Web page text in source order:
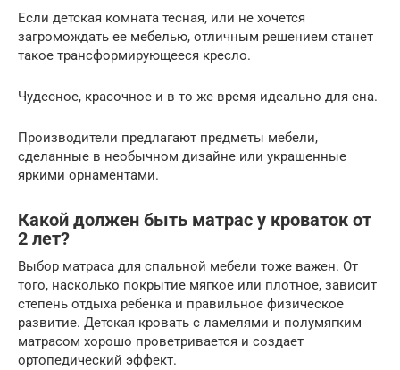
Если детская комната тесная, или не хочется
загромождать ее мебелью, отличным решением станет
такое трансформирующееся кресло.
Чудесное, красочное и в то же время идеально для сна.
Производители предлагают предметы мебели,
сделанные в необычном дизайне или украшенные
яркими орнаментами.
Какой должен быть матрас у кроваток от
2 лет?
Выбор матраса для спальной мебели тоже важен. От
того, насколько покрытие мягкое или плотное, зависит
степень отдыха ребенка и правильное физическое
развитие. Детская кровать с ламелями и полумягким
матрасом хорошо проветривается и создает
ортопедический эффект.